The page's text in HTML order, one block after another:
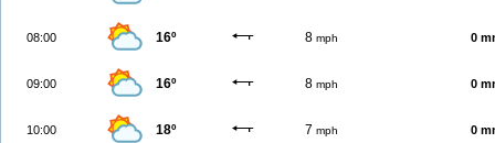
08:00 16º 8 mph 0
09:00 16º 8 mph 0
10:00 18º 7 mph 0